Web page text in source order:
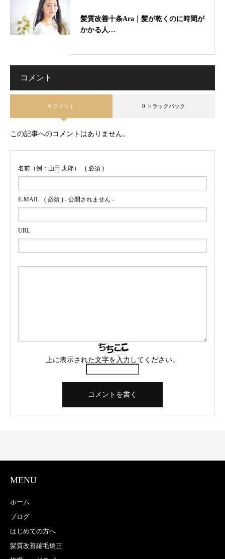
髪質改善十条Ara｜髪が乾くのに時間が
かかる人…
コメント
0 コメント 0 トラックバック
この記事へのコメントはありません。
名前（例：山田 太郎） ( 必須 )
E-MAIL ( 必須 ) - 公開されません -
URL
上に表示された文字を入力してください。
MENU
ホーム
ブログ
はじめての方へ
髪質改善縮毛矯正